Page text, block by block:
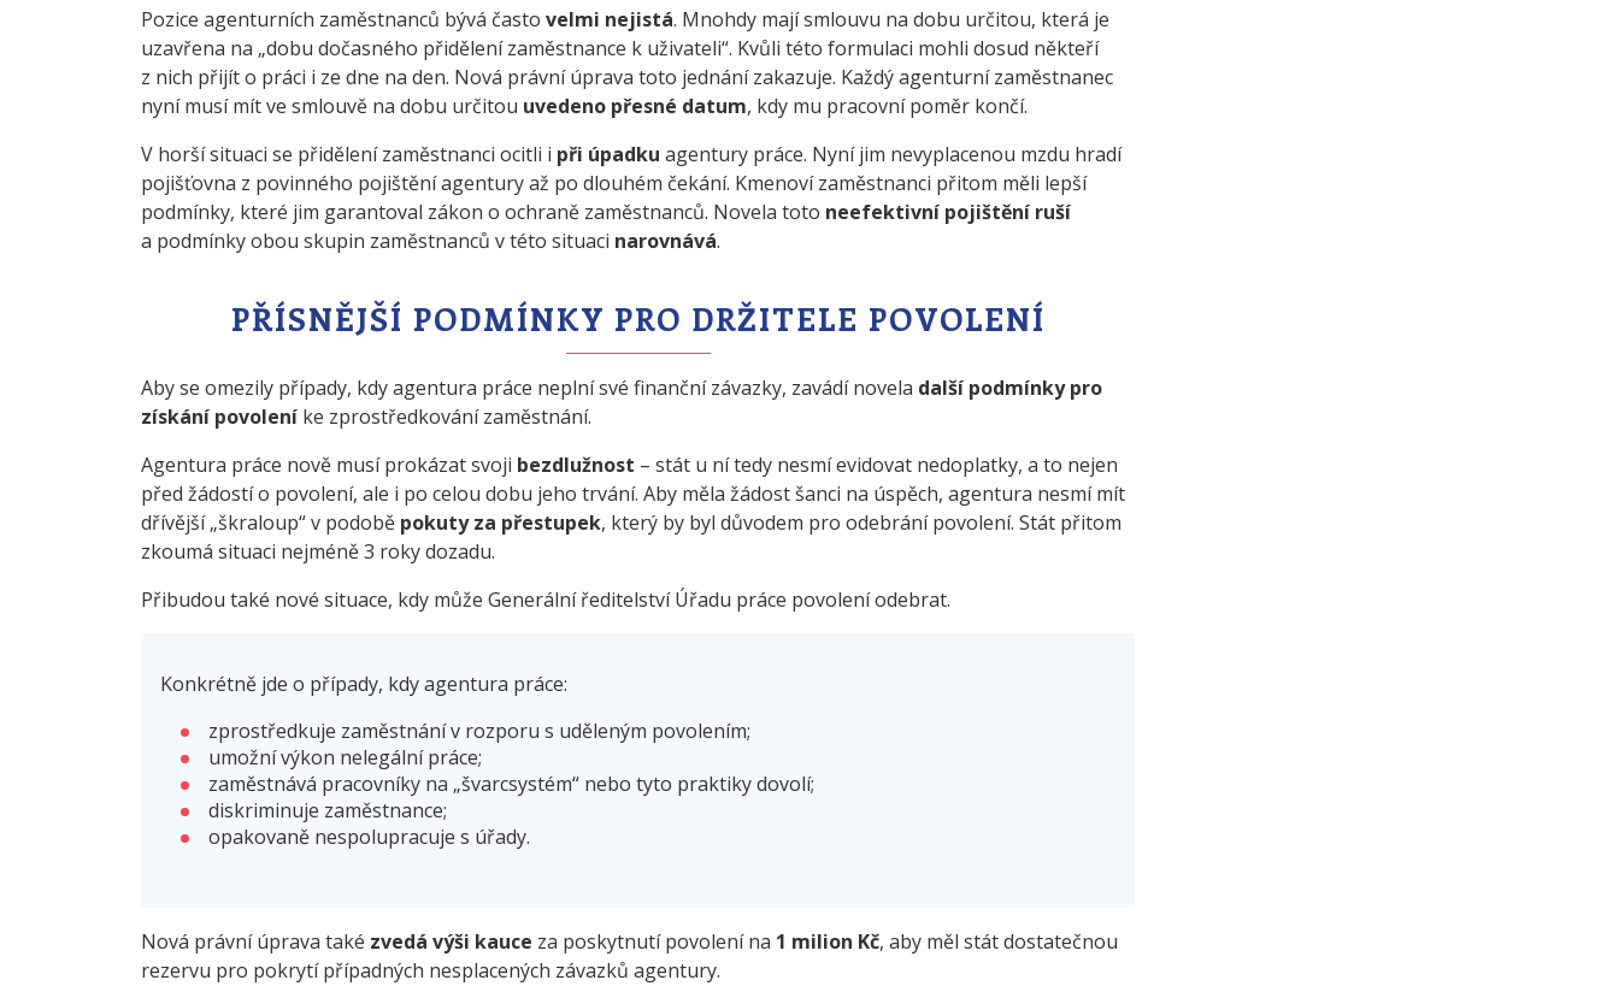
Pozice agenturních zaměstnanců bývá často velmi nejistá. Mnohdy mají smlouvu na dobu určitou, která je
uzavřena na „dobu dočasného přidělení zaměstnance k uživateli“. Kvůli této formulaci mohli dosud někteří
z nich přijít o práci i ze dne na den. Nová právní úprava toto jednání zakazuje. Každý agenturní zaměstnanec
nyní musí mít ve smlouvě na dobu určitou uvedeno přesné datum, kdy mu pracovní poměr končí.
V horší situaci se přidělení zaměstnanci ocitli i při úpadku agentury práce. Nyní jim nevyplacenou mzdu hradí
pojišťovna z povinného pojištění agentury až po dlouhém čekání. Kmenoví zaměstnanci přitom měli lepší
podmínky, které jim garantoval zákon o ochraně zaměstnanců. Novela toto neefektivní pojištění ruší
a podmínky obou skupin zaměstnanců v této situaci narovnává.
PŘÍSNĚJŠÍ PODMÍNKY PRO DRŽITELE POVOLENÍ
Aby se omezily případy, kdy agentura práce neplní své finanční závazky, zavádí novela další podmínky pro
získání povolení ke zprostředkování zaměstnání.
Agentura práce nově musí prokázat svoji bezdlužnost – stát u ní tedy nesmí evidovat nedoplatky, a to nejen
před žádostí o povolení, ale i po celou dobu jeho trvání. Aby měla žádost šanci na úspěch, agentura nesmí mít
dřívější „škraloup“ v podobě pokuty za přestupek, který by byl důvodem pro odebrání povolení. Stát přitom
zkoumá situaci nejméně 3 roky dozadu.
Přibudou také nové situace, kdy může Generální ředitelství Úřadu práce povolení odebrat.
Konkrétně jde o případy, kdy agentura práce:
zprostředkuje zaměstnání v rozporu s uděleným povolením;
umožní výkon nelegální práce;
zaměstnává pracovníky na „švarcsystém“ nebo tyto praktiky dovolí;
diskriminuje zaměstnance;
opakovaně nespolupracuje s úřady.
Nová právní úprava také zvedá výši kauce za poskytnutí povolení na 1 milion Kč, aby měl stát dostatečnou
rezervu pro pokrytí případných nesplacených závazků agentury.